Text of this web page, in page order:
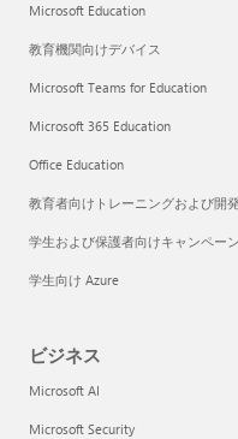
Microsoft Education
教育機関向けデバイス
Microsoft Teams for Education
Microsoft 365 Education
Office Education
教育者向けトレーニングおよび開
学生および保護者向けキャンペーン
学生向け Azure
ビジネス
Microsoft AI
Microsoft Security